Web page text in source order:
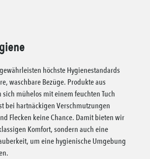
höchste Hygienestandards
waschbare Bezüge. Produkte aus
sich mühelos mit einem feuchten Tuch
bei hartnäckigen Verschmutzungen
Flecken keine Chance. Damit bieten wir
Komfort, sondern auch eine
um eine hygienische Umgebung